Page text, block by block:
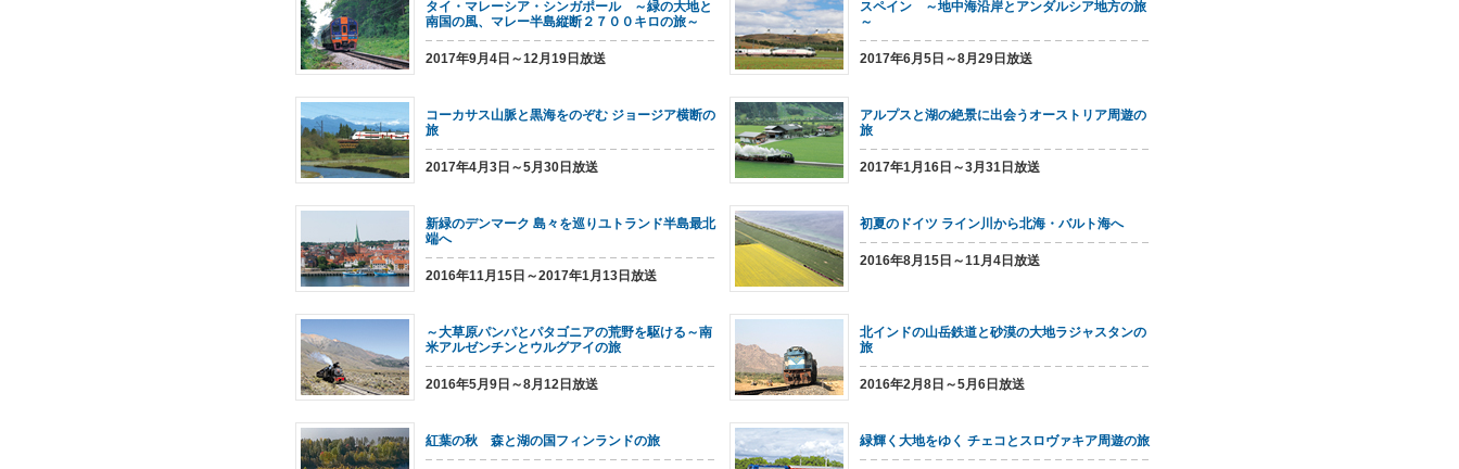
タイ・マレーシア・シンガポール ～緑の大地と
南国の風、マレー半島縦断２７００キロの旅～
2017年9月4日～12月19日放送
スペイン ～地中海沿岸とアンダルシア地方の旅
～
2017年6月5日～8月29日放送
コーカサス山脈と黒海をのぞむ ジョージア横断の
旅
2017年4月3日～5月30日放送
アルプスと湖の絶景に出会うオーストリア周遊の
旅
2017年1月16日～3月31日放送
新緑のデンマーク 島々を巡りユトランド半島最北
端へ
2016年11月15日～2017年1月13日放送
初夏のドイツ ライン川から北海・バルト海へ
2016年8月15日～11月4日放送
～大草原パンパとパタゴニアの荒野を駆ける～南
米アルゼンチンとウルグアイの旅
2016年5月9日～8月12日放送
北インドの山岳鉄道と砂漠の大地ラジャスタンの
旅
2016年2月8日～5月6日放送
紅葉の秋 森と湖の国フィンランドの旅 緑輝く大地をゆく チェコとスロヴァキア周遊の旅